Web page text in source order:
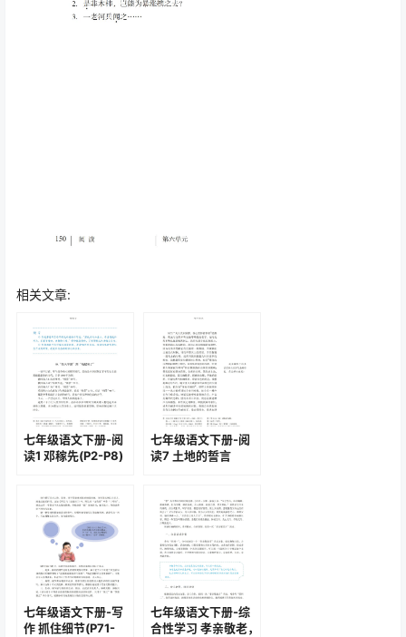
相关文章:
七年级语文下册-阅
读1 邓稼先(P2-P8)
七年级语文下册-阅
读7 土地的誓言
七年级语文下册-写
作 抓住细节(P71-
七年级语文下册-综
合性学习 孝亲敬老，